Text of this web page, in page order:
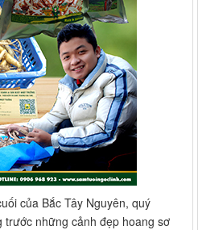
của Bắc Tây Nguyên, quý
trước những cảnh đẹp hoang sơ